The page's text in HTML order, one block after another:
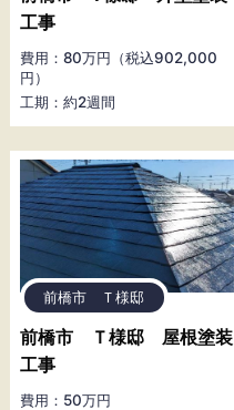
工事
費用：80万円（税込902,000
円）
工期：約2週間
前橋市 Ｔ様邸
前橋市 Ｔ様邸 屋根塗装
工事
費用：50万円